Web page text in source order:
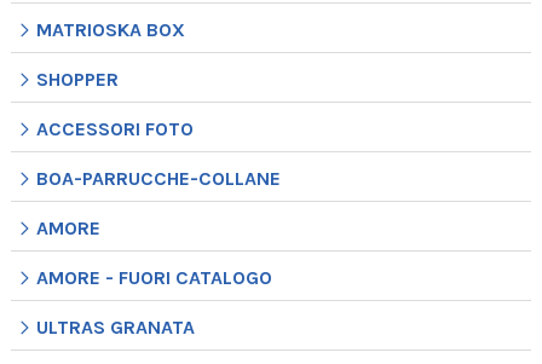
MATRIOSKA BOX
SHOPPER
ACCESSORI FOTO
BOA-PARRUCCHE-COLLANE
AMORE
AMORE - FUORI CATALOGO
ULTRAS GRANATA